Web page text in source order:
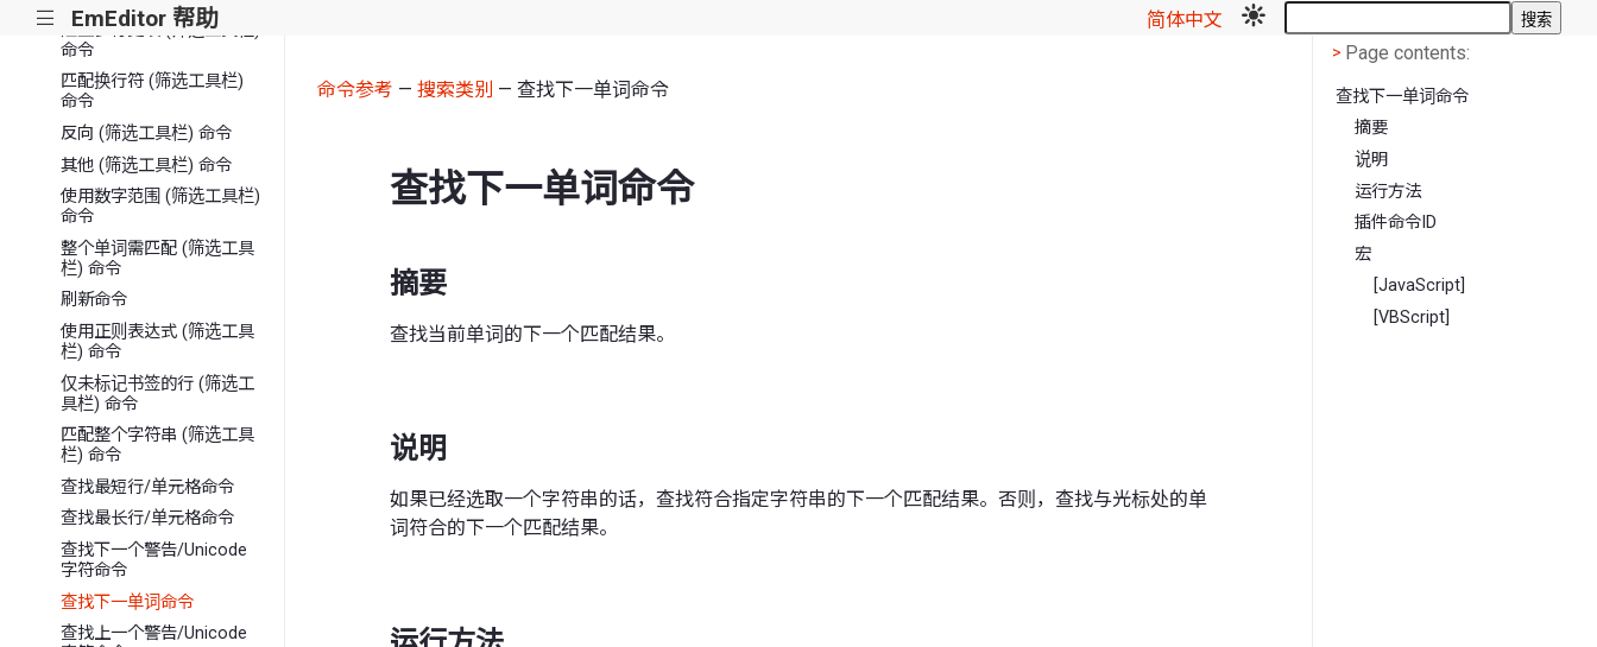
||| EmEditor 帮助 简体中文 搜索
阻止多行更改 (筛选工具栏)
命令
匹配换行符 (筛选工具栏)
命令
反向 (筛选工具栏) 命令
其他 (筛选工具栏) 命令
使用数字范围 (筛选工具栏)
命令
整个单词需匹配 (筛选工具
栏) 命令
刷新命令
使用正则表达式 (筛选工具
栏) 命令
仅未标记书签的行 (筛选工
具栏) 命令
匹配整个字符串 (筛选工具
栏) 命令
查找最短行/单元格命令
查找最长行/单元格命令
查找下一个警告/Unicode
字符命令
查找下一单词命令
查找上一个警告/Unicode
命令参考 — 搜索类别 — 查找下一单词命令
查找下一单词命令
摘要
查找当前单词的下一个匹配结果。
说明
如果已经选取一个字符串的话，查找符合指定字符串的下一个匹配结果。否则，查找与光标处的单
词符合的下一个匹配结果。
< Page contents
> Page contents:
查找下一单词命令
摘要
说明
运行方法
插件命令ID
宏
[JavaScript]
[VBScript]